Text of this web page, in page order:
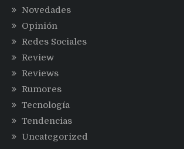
Novedades
Opinión
Redes Sociales
Review
Reviews
Rumores
Tecnología
Tendencias
Uncategorized